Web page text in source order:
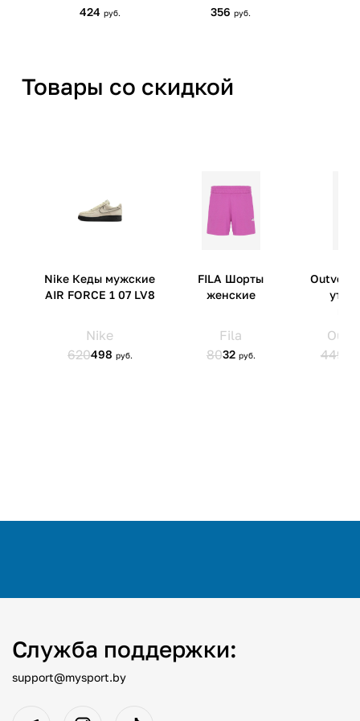
Товары со скидкой
Служба поддержки:
support@mysport.by